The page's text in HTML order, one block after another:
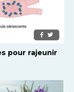
pour rajeunir